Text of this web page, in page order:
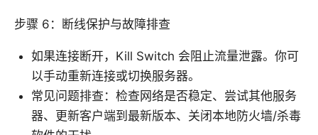
步骤 6：断线保护与故障排查
如果连接断开，Kill Switch 会阻止流量泄露。你可
以手动重新连接或切换服务器。
常见问题排查：检查网络是否稳定、尝试其他服务
器、更新客户端到最新版本、关闭本地防火墙/杀毒